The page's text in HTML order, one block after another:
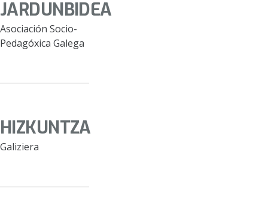
JARDUNBIDEA
Asociación Socio-
Pedagóxica Galega
HIZKUNTZA
Galiziera